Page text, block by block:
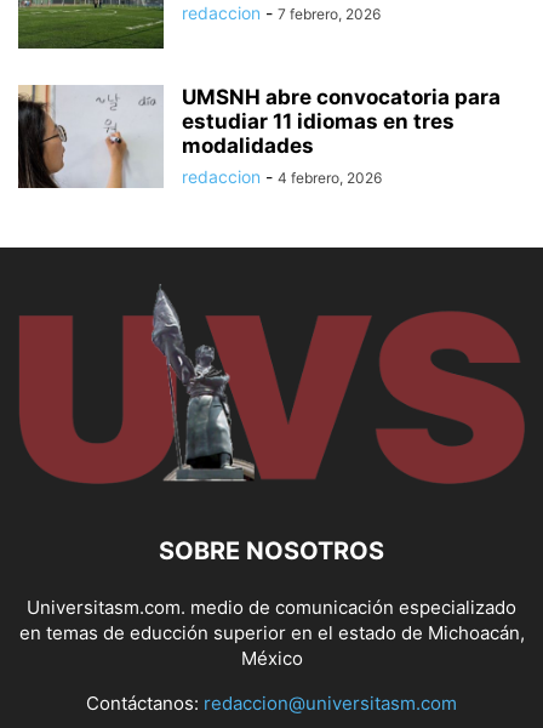
redaccion - 7 febrero, 2026
UMSNH abre convocatoria para
estudiar 11 idiomas en tres
modalidades
redaccion - 4 febrero, 2026
SOBRE NOSOTROS
Universitasm.com. medio de comunicación especializado
en temas de educción superior en el estado de Michoacán,
México
Contáctanos: redaccion@universitasm.com